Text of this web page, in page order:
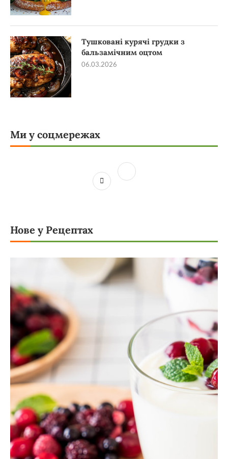
Тушковані курячі грудки з
бальзамічним оцтом
06.03.2026
Ми у соцмережах
Нове у Рецептах